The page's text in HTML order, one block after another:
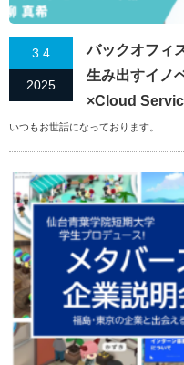
3.4
2025
バックオフィ
生み出すイノ
×Cloud
いつもお世話になっております。